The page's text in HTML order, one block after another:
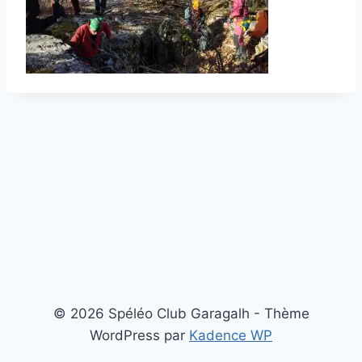
© 2026 Spéléo Club Garagalh - Thème
WordPress par Kadence WP